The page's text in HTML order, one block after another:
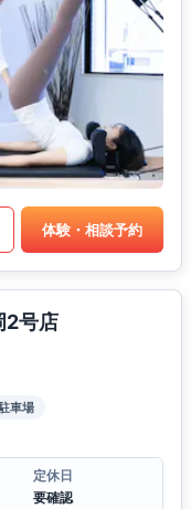
体験・相談予約
2号店
車場
定休日
要確認